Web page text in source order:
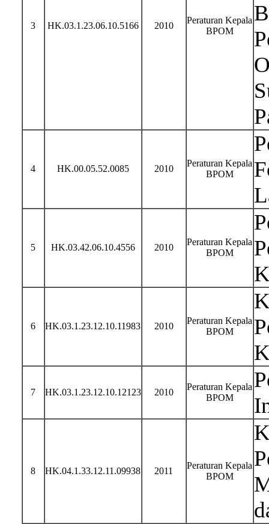
3 HK.03.1.23.06.10.5166 2010
Peraturan Kepala
BPOM
4 HK.00.05.52.0085 2010
Peraturan Kepala
BPOM
5 HK.03.42.06.10.4556 2010
Peraturan Kepala
BPOM
6 HK.03.1.23.12.10.11983 2010
Peraturan Kepala
BPOM
7 HK.03.1.23.12.10.12123 2010
Peraturan Kepala
BPOM
8 HK.04.1.33.12.11.09938 2011
Peraturan Kepala
BPOM